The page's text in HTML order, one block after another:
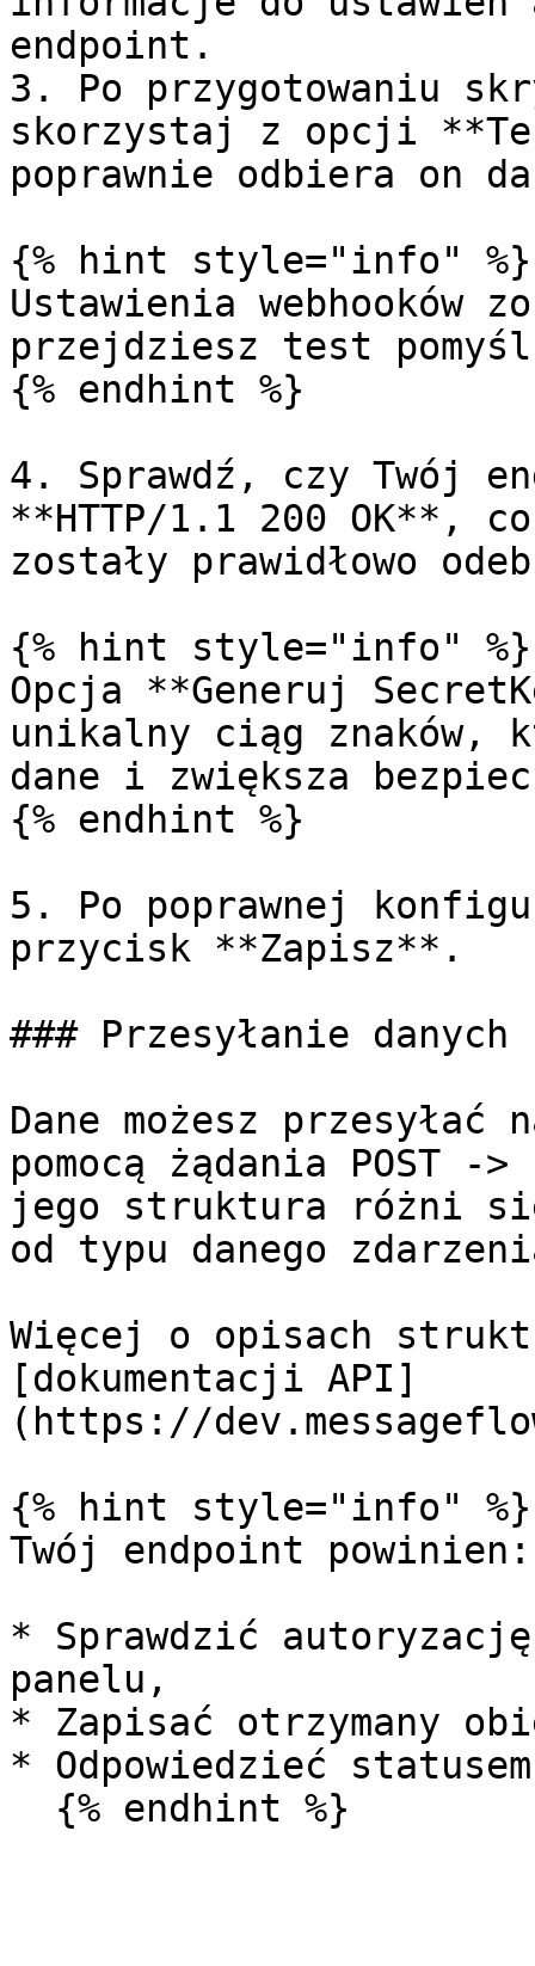
endpoint.
3. Po przygotowaniu
skorzystaj z opcji
poprawnie odbiera on
{% hint style="info" %}
Ustawienia webhooków
przejdziesz test
{% endhint %}
4. Sprawdź, czy Twój
**HTTP/1.1 200 OK**,
zostały prawidłowo
{% hint style="info" %}
Opcja **Generuj
unikalny ciąg znaków,
dane i zwiększa
{% endhint %}
5. Po poprawnej
przycisk **Zapisz**.
### Przesyłanie danych
Dane możesz przesyłać
pomocą żądania POST
jego struktura różni
od typu danego
Więcej o opisach
[dokumentacji API]
(https://
{% hint style="info" %}
Twój endpoint powinien:
* Sprawdzić
panelu,
* Zapisać otrzymany
* Odpowiedzieć statusem